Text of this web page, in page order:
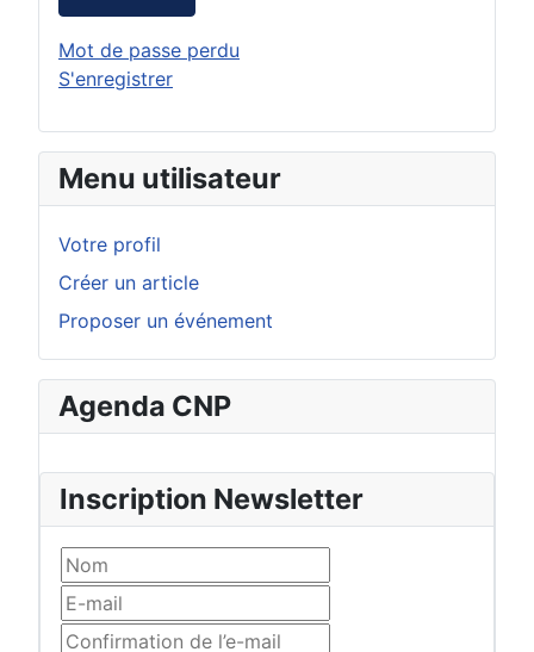
Mot de passe perdu
S'enregistrer
Menu utilisateur
Votre profil
Créer un article
Proposer un événement
Agenda CNP
Inscription Newsletter